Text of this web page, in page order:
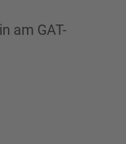
am GAT-